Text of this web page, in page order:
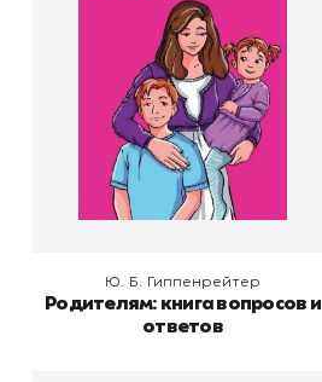
В корзину
Ю. Б. Гиппенрейтер
Родителям: книга вопросов и
ответов